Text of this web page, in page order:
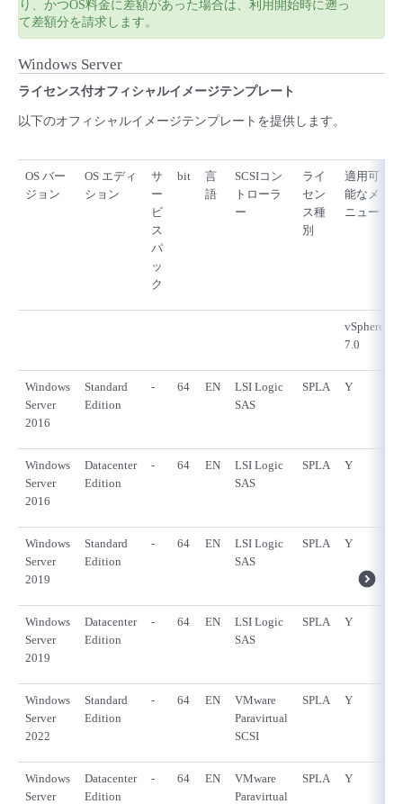
り、かつOS料金に差額があった場合は、利用開始時に遡っ
て差額分を請求します。
Windows Server
ライセンス付オフィシャルイメージテンプレート
以下のオフィシャルイメージテンプレートを提供します。
OS バー
ジョン
OS エディ
ション
サ
ー
ビ
ス
パ
ッ
ク
bit
言
語
SCSIコン
トローラ
ー
ライ
セン
ス種
別
適用可
能なメ
ニュー
vSphere
7.0
Windows
Server
2016
Standard
Edition
- 64 EN
LSI Logic
SAS
SPLA Y
Windows
Server
2016
Datacenter
Edition
- 64 EN
LSI Logic
SAS
SPLA Y
Windows
Server
2019
Standard
Edition
- 64 EN
LSI Logic
SAS
SPLA Y
Windows
Server
2019
Datacenter
Edition
- 64 EN
LSI Logic
SAS
SPLA Y
Windows
Server
2022
Standard
Edition
- 64 EN
VMware
Paravirtual
SCSI
SPLA Y
Windows
Server
Datacenter
Edition
- 64 EN
VMware
Paravirtual
SPLA Y